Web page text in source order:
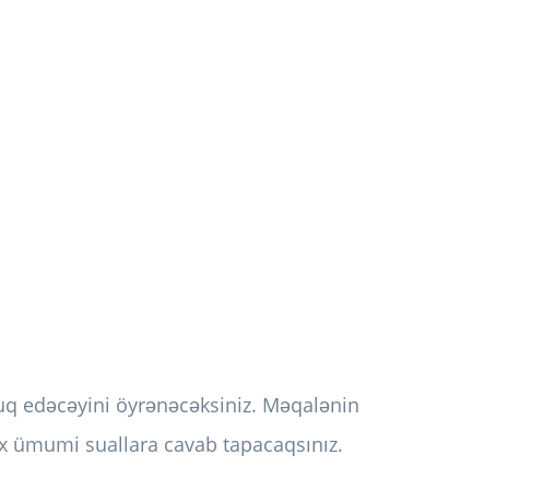
edəcəyini öyrənəcəksiniz. Məqalənin
suallara cavab tapacaqsınız.